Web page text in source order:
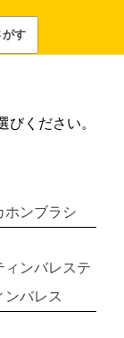
びください。
ホンブラシ
ィンバレステ
ンバレス